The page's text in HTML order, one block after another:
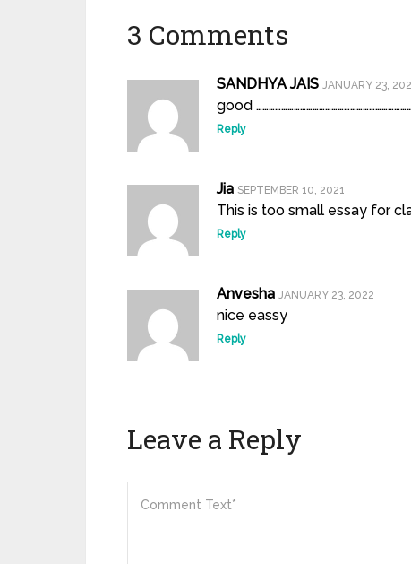
3 Comments
SANDHYA JAIS JANUARY 23,
good
Reply
Jia SEPTEMBER 10, 2021
This is too small essay for
Reply
Anvesha JANUARY 23, 2022
nice eassy
Reply
Leave a Reply